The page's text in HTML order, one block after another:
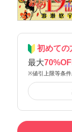
初めての
最大
※値引上限等条件